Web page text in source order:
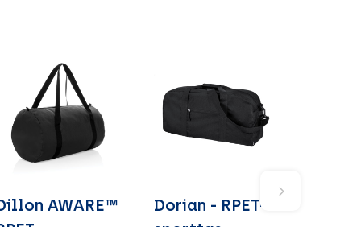
AWARE™
Dorian - RPET-